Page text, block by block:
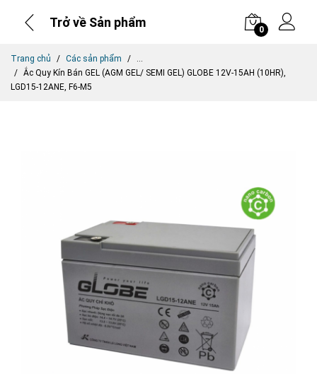
Trở về Sản phẩm
0
Trang chủ Các sản phẩm
...
Ắc Quy Kín Bán GEL (AGM GEL/ SEMI GEL) GLOBE 12V-15AH (10HR),
LGD15-12ANE, F6-M5